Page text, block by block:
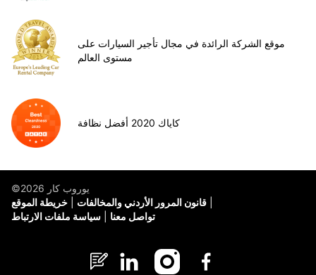
موقع الشركة الرائدة في مجال تأجير السيارات على
مستوى العالم
كاياك 2020 أفضل نظافة
©يوروب كار 2026
خريطة الموقع
قانون المرور الأردني والمخالفات
سياسة ملفات الارتباط
تواصل معنا